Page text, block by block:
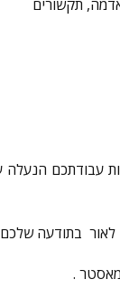
, תקשורים
עבודתכם
בתודעה שלכם
.